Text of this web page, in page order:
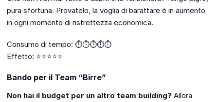
pura sfortuna. Provatelo, la voglia di barattare è in aumento
in ogni momento di ristrettezza economica.
Consumo di tempo: ⏱️⏱️⏱️⏱️⏱️
Effetto: ⭐⭐⭐⭐⭐
Bando per il Team “Birre”
Non hai il budget per un altro team building? Allora